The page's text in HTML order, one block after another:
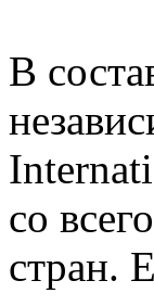
В
со
стран.